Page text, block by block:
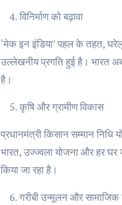
विनिर्माण को बढ़ावा
‘मेक इन इंडिया’ पहल के तहत,
उल्लेखनीय प्रगति हुई है। भारत
है।
कृषि और ग्रामीण विकास
प्रधानमंत्री किसान सम्मान निधि
भारत, उज्ज्वला योजना और हर
किया जा रहा है।
गरीबी उन्मूलन और सामाजिक